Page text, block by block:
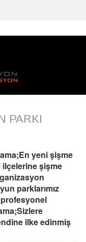
PARKI
yeni şişme
ilçelerine şişme
parklarımız
ilke edinmiş